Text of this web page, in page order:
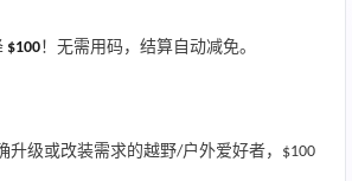
$100！无需用码，结算自动减免。
升级或改装需求的越野/户外爱好者，$100
无门槛7.5折
邮